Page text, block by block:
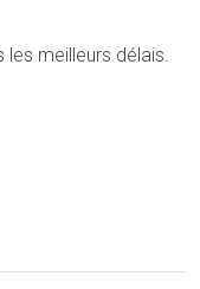
meilleurs délais.